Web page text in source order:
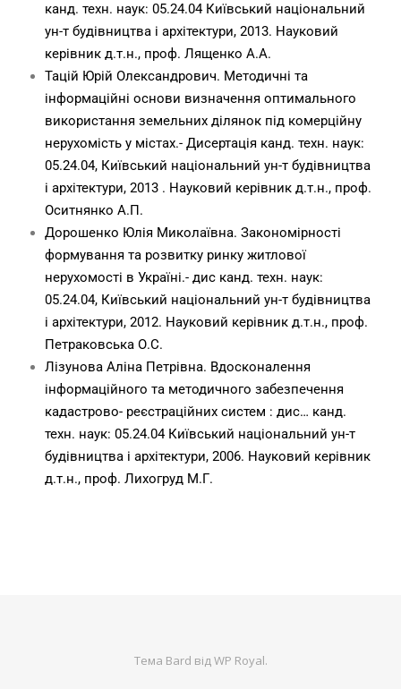
канд. техн. наук: 05.24.04 Київський національний
ун-т будівництва і архітектури, 2013. Науковий
керівник д.т.н., проф. Лященко А.А.
Тацій Юрій Олександрович. Методичні та
інформаційні основи визначення оптимального
використання земельних ділянок під комерційну
нерухомість у містах.- Дисертація канд. техн. наук:
05.24.04, Київський національний ун-т будівництва
і архітектури, 2013 . Науковий керівник д.т.н., проф.
Оситнянко А.П.
Дорошенко Юлія Миколаївна. Закономірності
формування та розвитку ринку житлової
нерухомості в Україні.- дис канд. техн. наук:
05.24.04, Київський національний ун-т будівництва
і архітектури, 2012. Науковий керівник д.т.н., проф.
Петраковська О.С.
Лізунова Аліна Петрівна. Вдосконалення
інформаційного та методичного забезпечення
кадастрово- реєстраційних систем : дис… канд.
техн. наук: 05.24.04 Київський національний ун-т
будівництва і архітектури, 2006. Науковий керівник
д.т.н., проф. Лихогруд М.Г.
Тема Bard відWP Royal.